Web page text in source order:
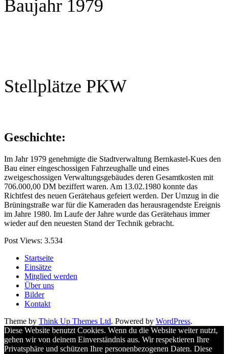
Baujahr 1979
Stellplätze PKW
Geschichte:
Im Jahr 1979 genehmigte die Stadtverwaltung Bernkastel-Kues den
Bau einer eingeschossigen Fahrzeughalle und eines
zweigeschossigen Verwaltungsgebäudes deren Gesamtkosten mit
706.000,00 DM beziffert waren. Am 13.02.1980 konnte das
Richtfest des neuen Gerätehaus gefeiert werden. Der Umzug in die
Brüningstraße war für die Kameraden das herausragendste Ereignis
im Jahre 1980. Im Laufe der Jahre wurde das Gerätehaus immer
wieder auf den neuesten Stand der Technik gebracht.
Post Views: 3.534
Startseite
Einsätze
Mitglied werden
Über uns
Bilder
Kontakt
Theme by Think Up Themes Ltd. Powered by WordPress.
Diese Website benutzt Cookies. Wenn du die Website weiter nutzt,
gehen wir von deinem Einverständnis aus. Wir respektieren Ihre
Privatsphäre und schützen Ihre personenbezogenen Daten. Diese